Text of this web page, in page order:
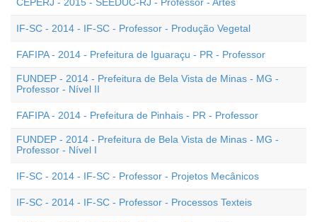
IF-SC - 2014 - IF-SC - Professor - Produção Vegetal
FAFIPA - 2014 - Prefeitura de Iguaraçu - PR - Professor
FUNDEP - 2014 - Prefeitura de Bela Vista de Minas - MG -
Professor - Nível II
FAFIPA - 2014 - Prefeitura de Pinhais - PR - Professor
FUNDEP - 2014 - Prefeitura de Bela Vista de Minas - MG -
Professor - Nível I
IF-SC - 2014 - IF-SC - Professor - Projetos Mecânicos
IF-SC - 2014 - IF-SC - Professor - Processos Texteis